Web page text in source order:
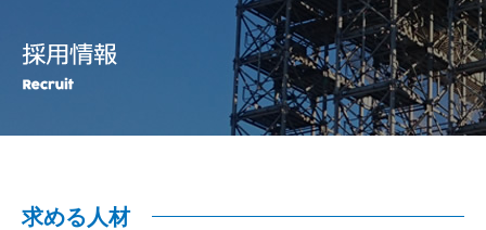
求める人材